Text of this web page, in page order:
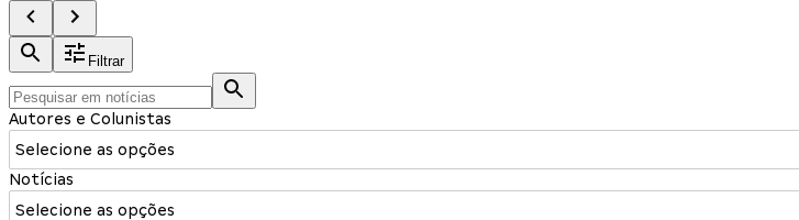
Filtrar
Autores e Colunistas
Selecione as opções
Notícias
Selecione as opções